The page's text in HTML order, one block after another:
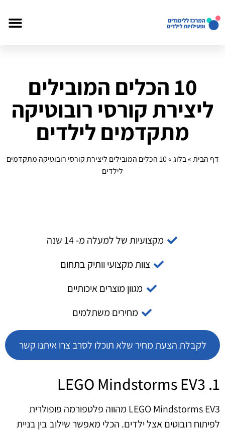
10 הכלים המובילים
ליצירת קורסי רובוטיקה
מתקדמים לילדים
דף הבית»בלוג»
10 הכלים המובילים ליצירת קורסי רובוטיקה מתקדמים
לילדים
מקצועיות של למעלה מ- 14 שנה
צוות מקצועי וותיק בתחום
מגוון מוצרים איכותיים
מחירים משתלמים
לקבלת הצעת מחיר שלא תוכלו לסרב צרו איתנו קשר
1. LEGO Mindstorms EV3
LEGO Mindstorms EV3 מהווה פלטפורמה פופולרית
לפיתוח רובוטים אצל ילדים. הכלי מאפשר שילוב בין בניית